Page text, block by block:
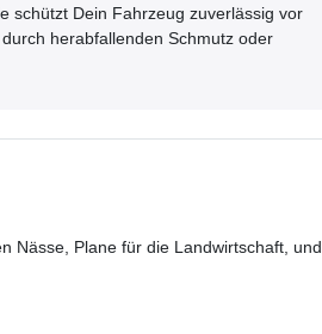
schützt Dein Fahrzeug zuverlässig vor
herabfallenden Schmutz oder
Nässe, Plane für die Landwirtschaft, und